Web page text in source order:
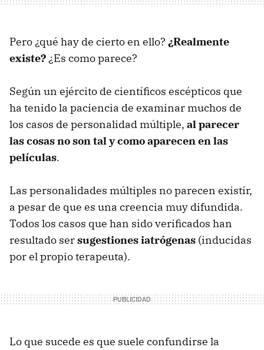
Pero ¿qué hay de cierto en ello? ¿Realmente
existe?¿Es como parece?
Según un ejército de científicos escépticos que
ha tenido la paciencia de examinar muchos de
los casos de personalidad múltiple, al parecer
las cosas no son tal y como aparecen en las
películas.
Las personalidades múltiples no parecen existir,
a pesar de que es una creencia muy difundida.
Todos los casos que han sido verificados han
resultado sersugestiones iatrógenas (inducidas
por el propio terapeuta).
Lo que sucede es que suele confundirse la